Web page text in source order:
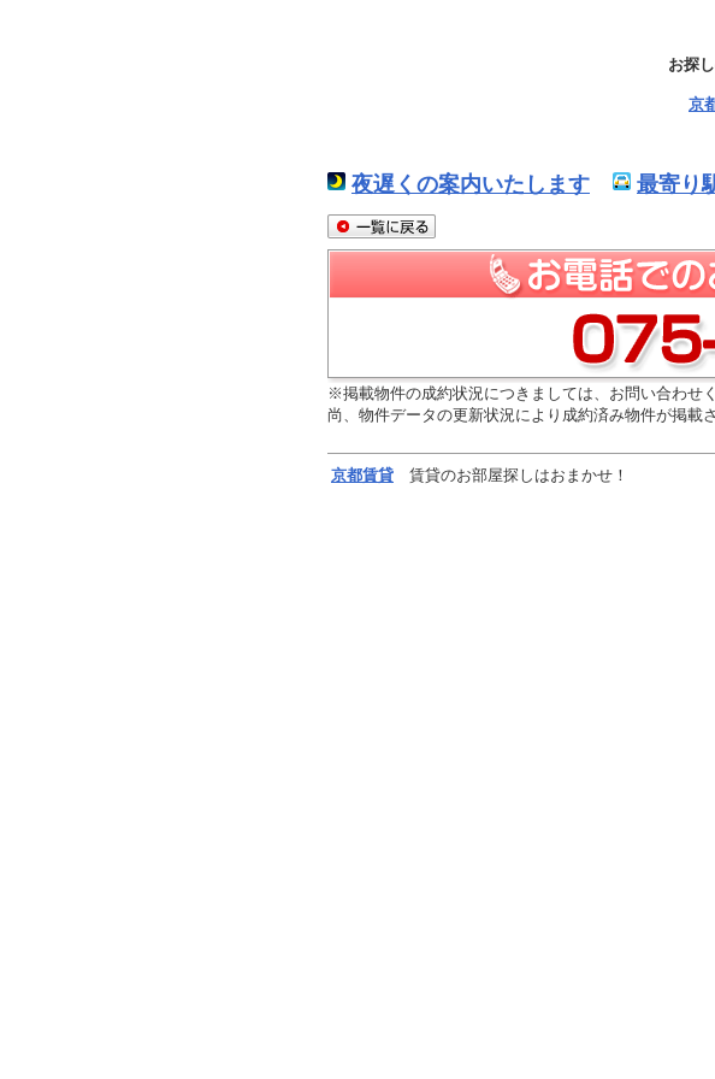
お探
京
夜遅くの案内いたします 最寄り
※掲載物件の成約状況につきましては、お問い合わせく
尚、物件データの更新状況により成約済み物件が掲載
京都賃貸 賃貸のお部屋探しはおまかせ！